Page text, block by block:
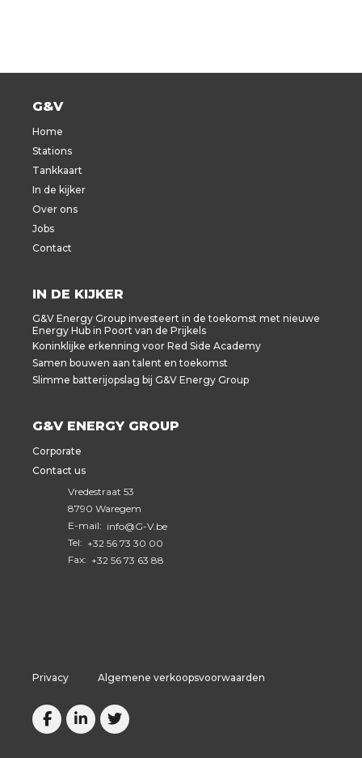
G&V
Home
Stations
Tankkaart
In de kijker
Over ons
Jobs
Contact
IN DE KIJKER
G&V Energy Group investeert in de toekomst met nieuwe
Energy Hub in Poort van de Prijkels
Koninklijke erkenning voor Red Side Academy
Samen bouwen aan talent en toekomst
Slimme batterijopslag bij G&V Energy Group
G&V ENERGY GROUP
Corporate
Contact us
Vredestraat 53
8790 Waregem
E-mail: info@G-V.be
Tel: +32 56 73 30 00
Fax: +32 56 73 63 88
Privacy Algemene verkoopsvoorwaarden